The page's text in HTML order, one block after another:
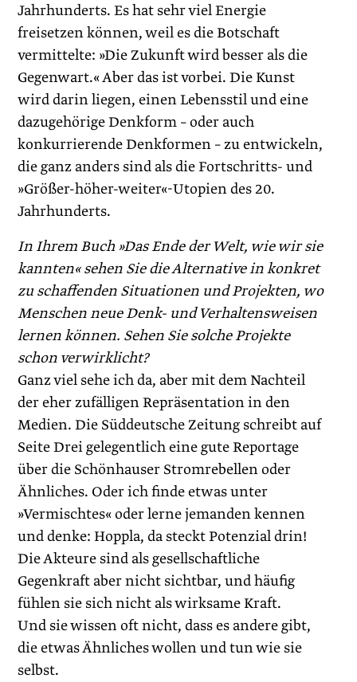
Jahrhunderts. Es hat sehr viel Energie
freisetzen können, weil es die Botschaft
vermittelte: »Die Zukunft wird besser als die
Gegenwart.« Aber das ist vorbei. Die Kunst
wird darin liegen, einen Lebensstil und eine
dazugehörige Denkform – oder auch
konkurrierende Denkformen – zu entwickeln,
die ganz anders sind als die Fortschritts- und
»Größer-höher-weiter«-Utopien des 20.
Jahrhunderts.
In Ihrem Buch »Das Ende der Welt, wie wir sie
kannten« sehen Sie die Alternative in konkret
zu schaffenden Situationen und Projekten, wo
Menschen neue Denk- und Verhaltensweisen
lernen können. Sehen Sie solche Projekte
schon verwirklicht?
Ganz viel sehe ich da, aber mit dem Nachteil
der eher zufälligen Repräsentation in den
Medien. Die Süddeutsche Zeitung schreibt auf
Seite Drei gelegentlich eine gute Reportage
über die Schönhauser Stromrebellen oder
Ähnliches. Oder ich finde etwas unter
»Vermischtes« oder lerne jemanden kennen
und denke: Hoppla, da steckt Potenzial drin!
Die Akteure sind als gesellschaftliche
Gegenkraft aber nicht sichtbar, und häufig
fühlen sie sich nicht als wirksame Kraft.
Und sie wissen oft nicht, dass es andere gibt,
die etwas Ähnliches wollen und tun wie sie
selbst.